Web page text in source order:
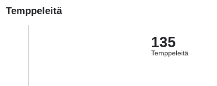
Temppeleitä
135
Temppeleitä